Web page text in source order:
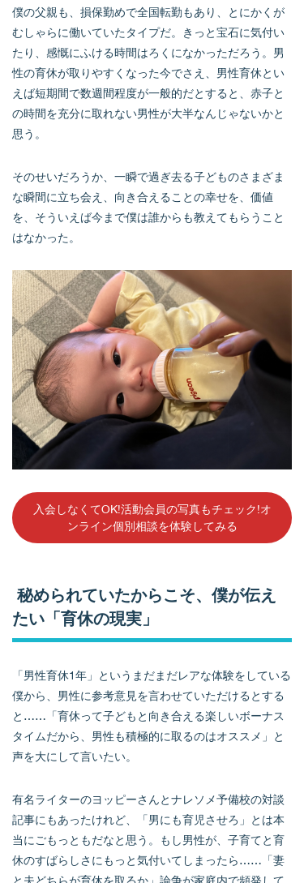
僕の父親も、損保勤めで全国転勤もあり、とにかくが
むしゃらに働いていたタイプだ。きっと宝石に気付い
たり、感慨にふける時間はろくになかっただろう。男
性の育休が取りやすくなった今でさえ、男性育休とい
えば短期間で数週間程度が一般的だとすると、赤子と
の時間を充分に取れない男性が大半なんじゃないかと
思う。
そのせいだろうか、一瞬で過ぎ去る子どものさまざま
な瞬間に立ち会え、向き合えることの幸せを、価値
を、そういえば今まで僕は誰からも教えてもらうこと
はなかった。
入会しなくてOK!活動会員の写真もチェック!オ
ンライン個別相談を体験してみる
秘められていたからこそ、僕が伝え
たい「育休の現実」
「男性育休1年」というまだまだレアな体験をしている
僕から、男性に参考意見を言わせていただけるとする
と……「育休って子どもと向き合える楽しいボーナス
タイムだから、男性も積極的に取るのはオススメ」と
声を大にして言いたい。
有名ライターのヨッピーさんとナレソメ予備校の対談
記事にもあったけれど、「男にも育児させろ」とは本
当にごもっともだなと思う。もし男性が、子育てと育
休のすばらしさにもっと気付いてしまったら……「妻
と夫どちらが育休を取るか」論争が家庭内で頻発して